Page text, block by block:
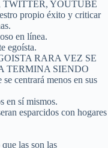
TWITTER, YOUTUBE
propio éxito y criticar
en línea.
egoísta.
RARA VEZ SE
TERMINA SIENDO
centrará menos en sus
en sí mismos.
esparcidos con hogares
las son las